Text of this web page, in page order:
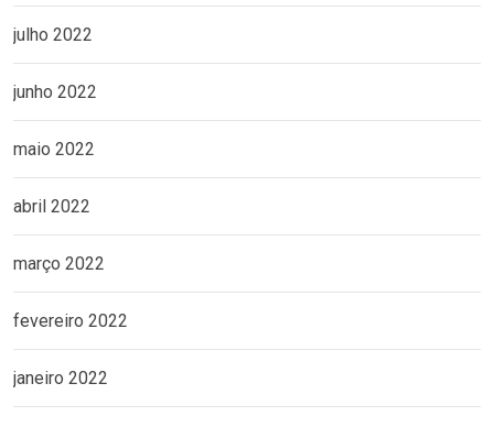
julho 2022
junho 2022
maio 2022
abril 2022
março 2022
fevereiro 2022
janeiro 2022